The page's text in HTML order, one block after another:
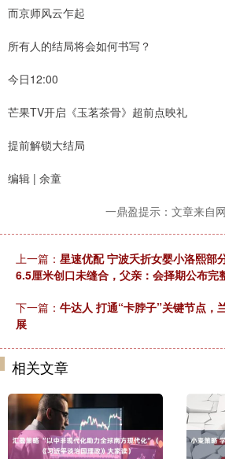
而京师风云乍起
所有人的结局将会如何书写？
今日12:00
芒果TV开启《玉茗茶骨》超前点映礼
提前解锁大结局
编辑 | 余童
一鼎盈提示：文章来自
上一篇： 星速优配 宁波夭折女婴小洛熙部
6.5厘米创口未缝合，父亲：会择期公布完
下一篇： 牛达人 打通“卡脖子”关键节点，
展
相关文章